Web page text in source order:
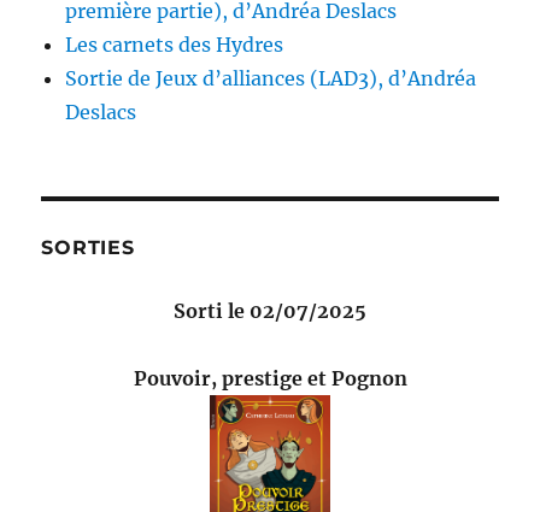
première partie), d’Andréa Deslacs
Les carnets des Hydres
Sortie de Jeux d’alliances (LAD3), d’Andréa
Deslacs
SORTIES
Sorti le 02/07/2025
Pouvoir, prestige et Pognon